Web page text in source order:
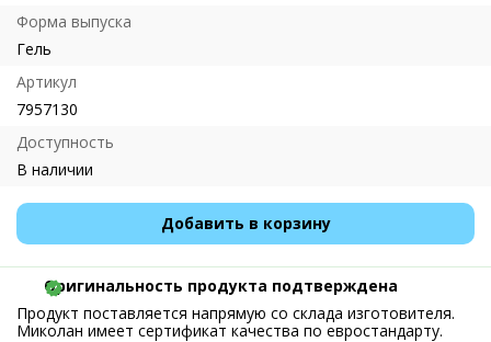
Форма выпуска
Гель
Артикул
7957130
Доступность
В наличии
Добавить в корзину
Оригинальность продукта подтверждена
Продукт поставляется напрямую со склада изготовителя.
Миколан имеет сертификат качества по евростандарту.